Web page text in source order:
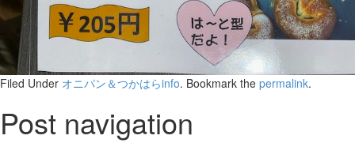
Filed Under オニパン＆つかはらinfo. Bookmark the permalink.
Post navigation